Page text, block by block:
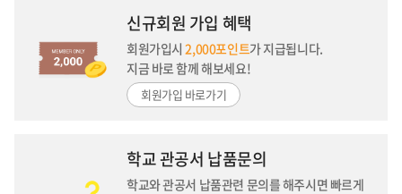
신규회원 가입 혜택
회원가입시2,000포인트가 지급됩니다.
지금 바로 함께 해보세요!
회원가입 바로가기
학교 관공서 납품문의
학교와 관공서 납품관련 문의를 해주시면 빠르게